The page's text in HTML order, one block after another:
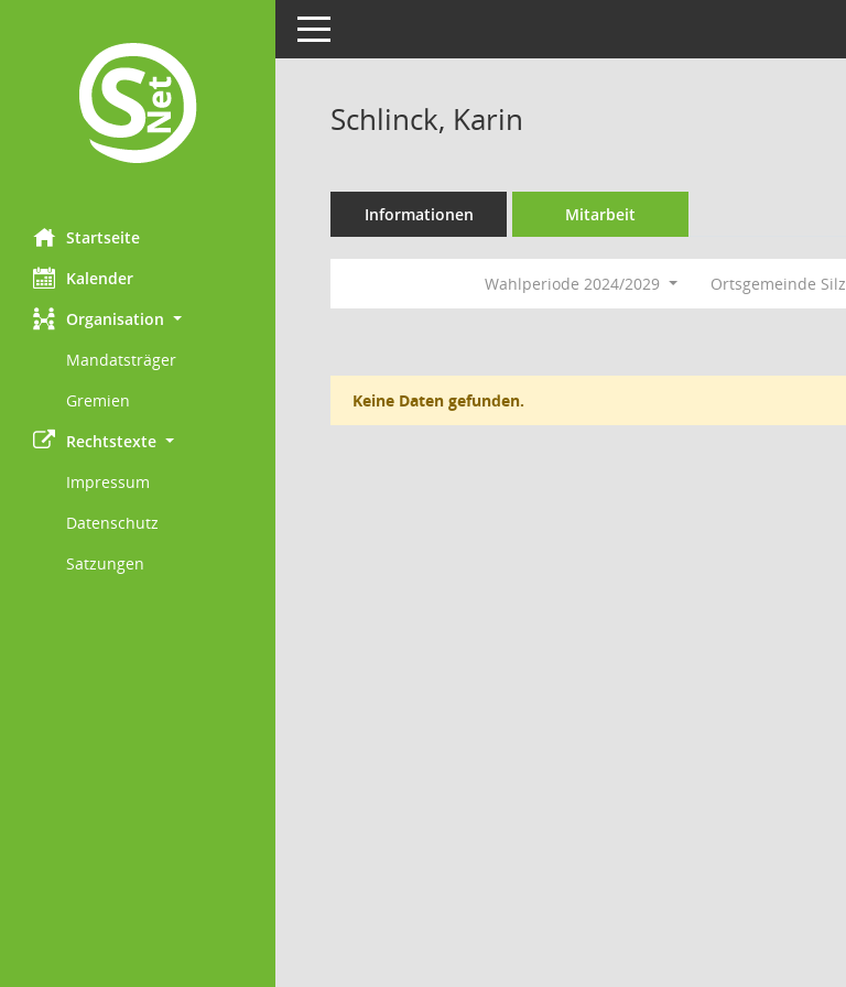
Startseite
Kalender
Organisation
Mandatsträger
Gremien
Rechtstexte
Impressum
Datenschutz
Satzungen
Toggle navigation
Schlinck, Karin
Informationen Mitarbeit
Wahlperiode 2024/2029 Ortsgemeinde Silz
Keine Daten gefunden.